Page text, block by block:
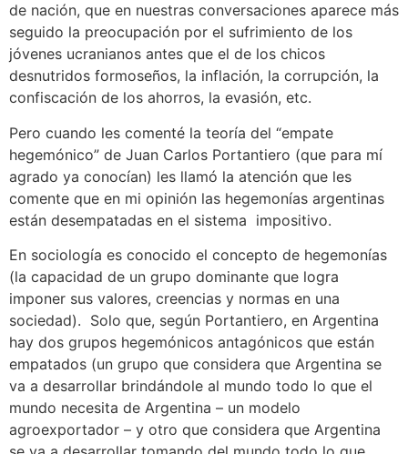
de nación, que en nuestras conversaciones aparece más
seguido la preocupación por el sufrimiento de los
jóvenes ucranianos antes que el de los chicos
desnutridos formoseños, la inflación, la corrupción, la
confiscación de los ahorros, la evasión, etc.
Pero cuando les comenté la teoría del “empate
hegemónico” de Juan Carlos Portantiero (que para mí
agrado ya conocían) les llamó la atención que les
comente que en mi opinión las hegemonías argentinas
están desempatadas en el sistema impositivo.
En sociología es conocido el concepto de hegemonías
(la capacidad de un grupo dominante que logra
imponer sus valores, creencias y normas en una
sociedad). Solo que, según Portantiero, en Argentina
hay dos grupos hegemónicos antagónicos que están
empatados (un grupo que considera que Argentina se
va a desarrollar brindándole al mundo todo lo que el
mundo necesita de Argentina – un modelo
agroexportador – y otro que considera que Argentina